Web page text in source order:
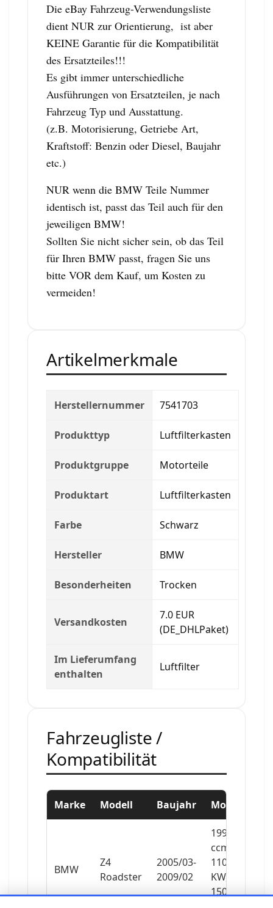
Die eBay Fahrzeug-Verwendungsliste
dient NUR zur Orientierung, ist aber
KEINE Garantie für die Kompatibilität
des Ersatzteiles!!!
Es gibt immer unterschiedliche
Ausführungen von Ersatzteilen, je nach
Fahrzeug Typ und Ausstattung.
(z.B. Motorisierung, Getriebe Art,
Kraftstoff: Benzin oder Diesel, Baujahr
etc.)
NUR wenn die BMW Teile Nummer
identisch ist, passt das Teil auch für den
jeweiligen BMW!
Sollten Sie nicht sicher sein, ob das Teil
für Ihren BMW passt, fragen Sie uns
bitte VOR dem Kauf, um Kosten zu
vermeiden!
Artikelmerkmale
Herstellernummer 7541703
Produkttyp Luftfilterkasten
Produktgruppe Motorteile
Produktart Luftfilterkasten
Farbe Schwarz
Hersteller BMW
Besonderheiten Trocken
Versandkosten
7.0 EUR
(DE_DHLPaket)
Im Lieferumfang
enthalten
Luftfilter
Fahrzeugliste /
Kompatibilität
Marke Modell Baujahr Motor
BMW
Z4
Roadster
2005/03-
2009/02
1995
ccm,
110
KW,
150